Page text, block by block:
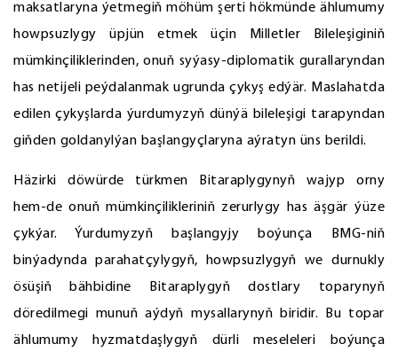
maksatlaryna ýetmegiň möhüm şerti hökmünde ählumumy
howpsuzlygy üpjün etmek üçin Milletler Bileleşiginiň
mümkinçiliklerinden, onuň syýasy-diplomatik gurallaryndan
has netijeli peýdalanmak ugrunda çykyş edýär. Maslahatda
edilen çykyşlarda ýurdumyzyň dünýä bileleşigi tarapyndan
giňden goldanylýan başlangyçlaryna aýratyn üns berildi.
Häzirki döwürde türkmen Bitaraplygynyň wajyp orny
hem-de onuň mümkinçilikleriniň zerurlygy has äşgär ýüze
çykýar. Ýurdumyzyň başlangyjy boýunça BMG-niň
binýadynda parahatçylygyň, howpsuzlygyň we durnukly
ösüşiň bähbidine Bitaraplygyň dostlary toparynyň
döredilmegi munuň aýdyň mysallarynyň biridir. Bu topar
ählumumy hyzmatdaşlygyň dürli meseleleri boýunça